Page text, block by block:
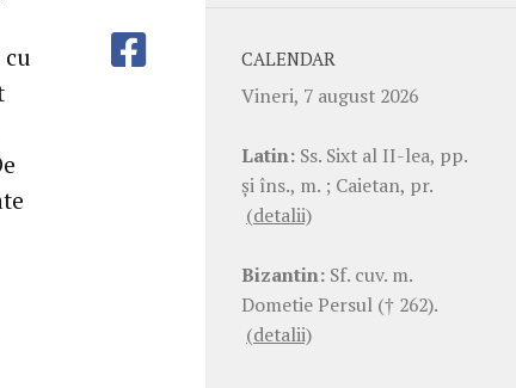
CALENDAR
Vineri, 7 august 2026
Latin: Ss. Sixt al II-lea, pp.
şi îns., m. ; Caietan, pr.
(detalii)
Bizantin: Sf. cuv. m.
Dometie Persul († 262).
(detalii)